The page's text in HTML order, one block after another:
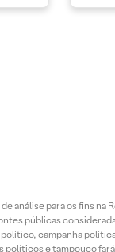
análise para os fins
públicas
campanha
políticos e tampouco